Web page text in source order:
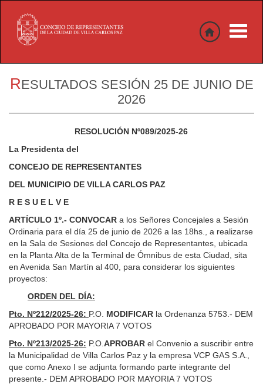
Toggle
RESULTADOS SESIÓN 25 DE JUNIO DE
2026
RESOLUCIÓN Nº089/2025-26
La Presidenta del
CONCEJO DE REPRESENTANTES
DEL MUNICIPIO DE VILLA CARLOS PAZ
R E S U E L V E
ARTÍCULO 1º.- CONVOCAR a los Señores Concejales a Sesión
Ordinaria para el día 25 de junio de 2026 a las 18hs., a realizarse
en la Sala de Sesiones del Concejo de Representantes, ubicada
en la Planta Alta de la Terminal de Ómnibus de esta Ciudad, sita
en Avenida San Martín al 400, para considerar los siguientes
proyectos:
ORDEN DEL DÍA:
Pto. Nº212/2025-26: P.O. MODIFICAR la Ordenanza 5753.- DEM
APROBADO POR MAYORIA 7 VOTOS
Pto. Nº213/2025-26: P.O. APROBAR el Convenio a suscribir entre
la Municipalidad de Villa Carlos Paz y la empresa VCP GAS S.A.,
que como Anexo I se adjunta formando parte integrante del
presente.- DEM APROBADO POR MAYORIA 7 VOTOS